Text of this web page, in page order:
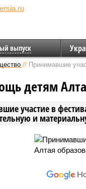
выпуск
// Принимавшие
участие в
и
детям